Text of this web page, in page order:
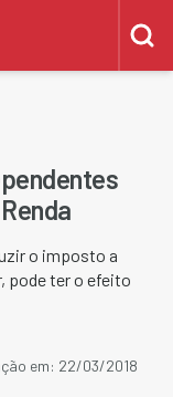
o imposto a
pode ter o efeito
em: 22/03/2018